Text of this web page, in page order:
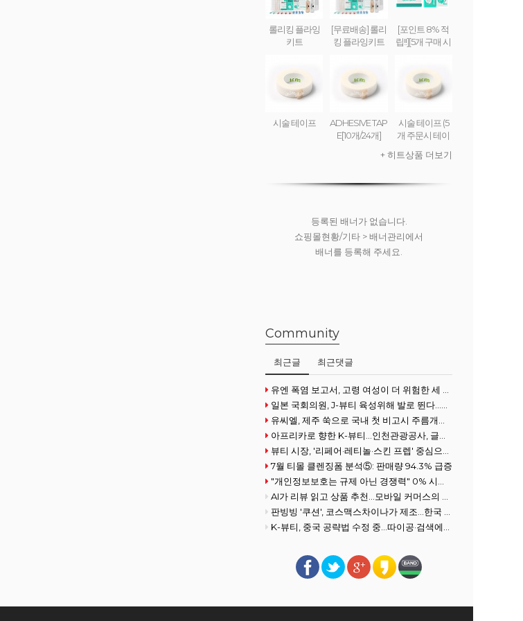
롤리킹 플라잉
키트
[무료배송] 롤리
킹 플라잉키트
[포인트 8% 적
립!!][5개 구매 시
(set) ROLLY KI
NG FLYING CR
EAM
시술 테이프
ADHESIVE TAP
E[10개/24개]
시술 테이프 (5
개 주문시 테이
료)
+ 히트상품 더보기
등록된 배너가 없습니다.
쇼핑몰현황/기타 > 배너관리에서
배너를 등록해 주세요.
Community
최근글 최근댓글
유엔 폭염 보고서, 고령 여성이 더 위험한 세 가지 이유
일본 국회의원, J-뷰티 육성위해 발로 뛴다...화장품협회 방문
유씨엘, 제주 쑥으로 국내 첫 비고시 주름개선 기능성 획득
아프리카로 향한 K-뷰티…인천관광공사, 글로벌사우스 공략 강화
뷰티 시장, '리페어·레티놀·스킨 프렙' 중심으로 전개
7월 티몰 클렌징폼 분석⑤: 판매량 94.3% 급증
"개인정보보호는 규제 아닌 경쟁력" 0% 시장을 100% 필수재로 만든 여성
AI가 리뷰 읽고 상품 추천…모바일 커머스의 진화
판빙빙 '쿠션', 코스맥스차이나가 제조…한국 ODM 경쟁력 재조명
K-뷰티, 중국 공략법 수정 중...따이공·검색에서 콘텐츠로